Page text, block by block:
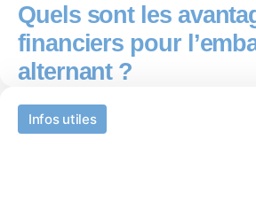
Quels sont les
financiers pour
alternant ?
Infos utiles